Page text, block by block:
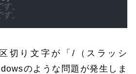
。
。
切り文字が「/（スラッシ
のような問題が発生しま